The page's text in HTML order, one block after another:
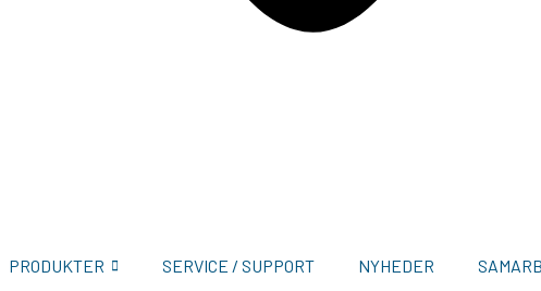
PRODUKTER SERVICE / SUPPORT NYHEDER